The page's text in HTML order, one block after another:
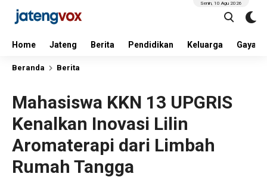
Home Jateng Berita Pendidikan Keluarga Gaya
Senin, 10 Agu 2026
Beranda Berita
Mahasiswa KKN 13 UPGRIS
Kenalkan Inovasi Lilin
Aromaterapi dari Limbah
Rumah Tangga